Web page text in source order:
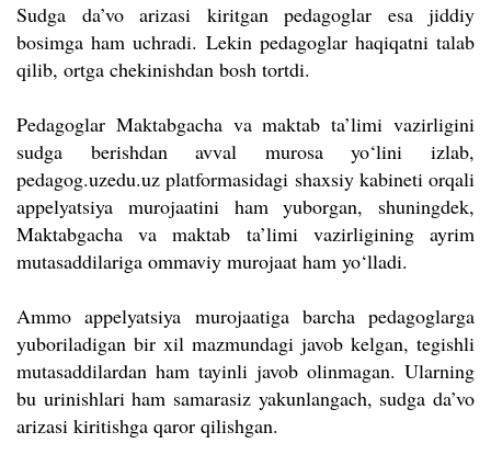
Sudga da’vo arizasi kiritgan pedagoglar esa jiddiy
bosimga ham uchradi. Lekin pedagoglar haqiqatni talab
qilib, ortga chekinishdan bosh tortdi.
Pedagoglar Maktabgacha va maktab ta’limi vazirligini
sudga berishdan avval murosa yo‘lini izlab,
pedagog.uzedu.uz platformasidagi shaxsiy kabineti orqali
appelyatsiya murojaatini ham yuborgan, shuningdek,
Maktabgacha va maktab ta’limi vazirligining ayrim
mutasaddilariga ommaviy murojaat ham yo‘lladi.
Ammo appelyatsiya murojaatiga barcha pedagoglarga
yuboriladigan bir xil mazmundagi javob kelgan, tegishli
mutasaddilardan ham tayinli javob olinmagan. Ularning
bu urinishlari ham samarasiz yakunlangach, sudga da’vo
arizasi kiritishga qaror qilishgan.